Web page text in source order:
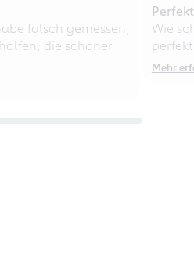
falsch gemessen,
die schöner
Wie
Mehr